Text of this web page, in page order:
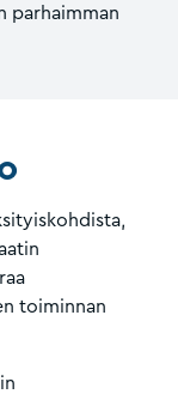
parhaimman
toiminnan